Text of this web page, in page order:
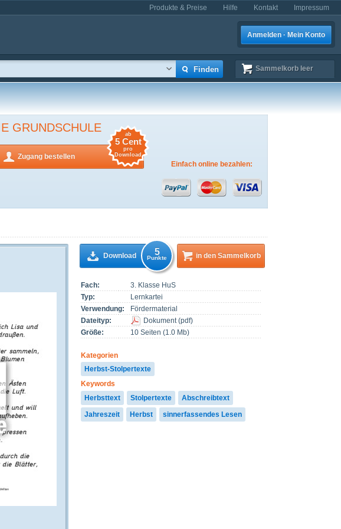
Produkte & Preise Hilfe Kontakt Impressum
Anmelden · Mein Konto
Sammelkorb leer
GRUNDSCHULE
Zugang bestellen
ab
5 Cent
pro
Download
Einfach online bezahlen:
Fach:
3. Klasse HuS
Typ:
Lernkartei
Verwendung:
Fördermaterial
Dateityp:
Dokument(pdf)
Größe:
10 Seiten (1.0 Mb)
Kategorien
Herbst-Stolpertexte
Keywords
Herbsttext
Stolpertexte
Abschreibtext
Jahreszeit
Herbst sinnerfassendes Lesen
Download 5
Punkte in den Sammelkorb